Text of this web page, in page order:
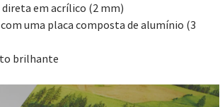
em acrílico (2 mm)
uma placa composta de alumínio (3
brilhante